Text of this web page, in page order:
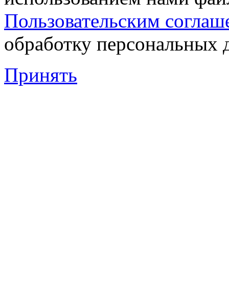
Пользовательским
обработку персональных
Принять